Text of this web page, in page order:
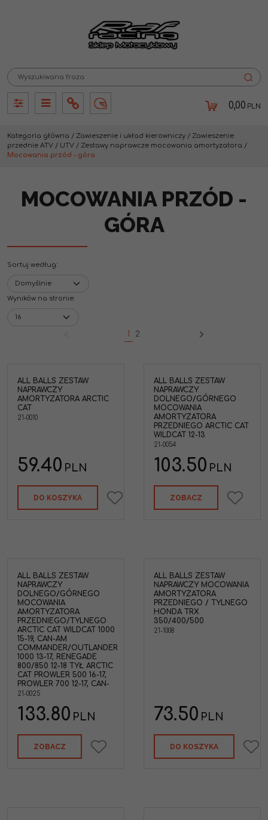
PanelPanelInfo Lang 0,00 PLN
Kategoria główna / Zawieszenie i układ kierowniczy / Zawieszenie
przednie ATV / UTV / Zestawy naprawcze mocowania amortyzatora /
Mocowania przód - góra
MOCOWANIA PRZÓD -
GÓRA
Sortuj według:
Wyników na stronie:
1 2
ALL BALLS ZESTAW
NAPRAWCZY
AMORTYZATORA ARCTIC
CAT
21-0010
59.40 PLN
DO KOSZYKA
ALL BALLS ZESTAW
NAPRAWCZY
DOLNEGO/GÓRNEGO
MOCOWANIA
AMORTYZATORA
PRZEDNIEGO ARCTIC CAT
WILDCAT 12-13
21-0054
103.50 PLN
ZOBACZ
ALL BALLS ZESTAW
NAPRAWCZY
DOLNEGO/GÓRNEGO
MOCOWANIA
AMORTYZATORA
PRZEDNIEGO/TYLNEGO
ARCTIC CAT WILDCAT 1000
15-19, CAN-AM
COMMANDER/OUTLANDER
1000 13-17, RENEGADE
800/850 12-18 TYŁ ARCTIC
CAT PROWLER 500 16-17,
PROWLER 700 12-17, CAN-
21-0025
133.80 PLN
ZOBACZ
ALL BALLS ZESTAW
NAPRAWCZY MOCOWANIA
AMORTYZATORA
PRZEDNIEGO / TYLNEGO
HONDA TRX
350/400/500
21-1008
73.50 PLN
DO KOSZYKA